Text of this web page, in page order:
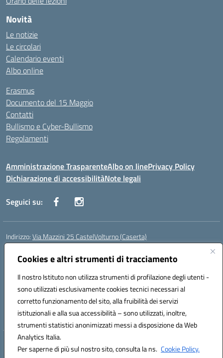
Cookies e altri strumenti di tracciamento
Il nostro Istituto non utilizza strumenti di profilazione degli utenti -
sono utilizzati esclusivamente cookies tecnici necessari al
corretto funzionamento del sito, alla fruibilità dei servizi
istituzionali e alla sua accessibilità – sono utilizzati, inoltre,
strumenti statistici anonimizzati messi a disposizione da Web
Analytics Italia.
Per saperne di più sul nostro sito, consulta la ns. Cookie Policy.
Novità
Le notizie
Le circolari
Calendario eventi
Albo online
Erasmus
Documento del 15 Maggio
Contatti
Bullismo e Cyber-Bullismo
Regolamenti
Amministrazione TrasparenteAlbo on linePrivacy Policy
Dichiarazione di accessibilitàNote legali
Seguici su:
Indirizzo:Via Mazzini 25 CastelVolturno (Caserta)
Centralino:
Posta elettronica certificata (PEC):ceis014005@pec.istruzione.it
Codice fiscale: 93063510619
Codice meccanografico:CEIS014005
Codice Indice delle Pubbliche Amministrazioni (IPA): istsc_ceis014005
Codice unico di fatturazione (CUF): UOU8EW
Hosting & Powered by 3D Solution S.r.l.